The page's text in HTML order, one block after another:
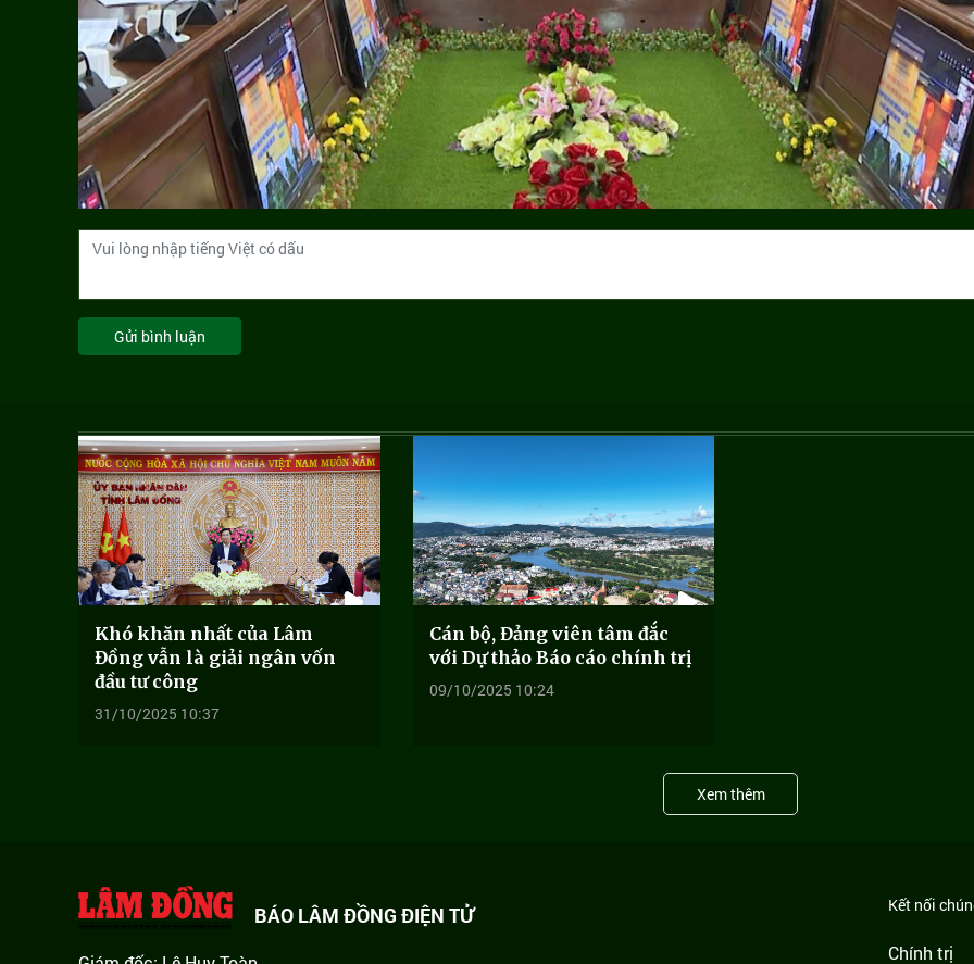
Gửi bình luận
Khó khăn nhất của Lâm
Đồng vẫn là giải ngân vốn
đầu tư công
31/10/2025 10:37
Cán bộ, Đảng viên tâm đắc
với Dự thảo Báo cáo chính trị
09/10/2025 10:24
Xem thêm
BÁO LÂM ĐỒNG ĐIỆN TỬ Kết nối
Chính trị